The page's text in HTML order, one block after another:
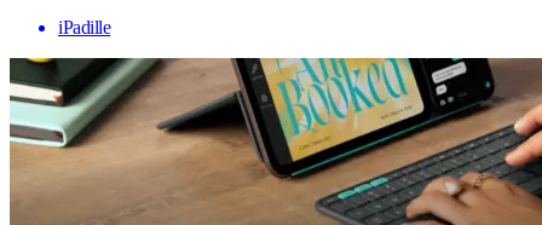
iPadille